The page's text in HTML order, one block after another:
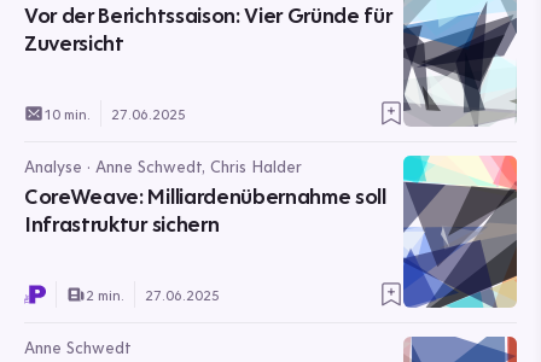
Vor der Berichtssaison: Vier Gründe für
Zuversicht
10 min. 27.06.2025
Analyse · Anne Schwedt, Chris Halder
CoreWeave: Milliardenübernahme soll
Infrastruktur sichern
2 min. 27.06.2025
Anne Schwedt